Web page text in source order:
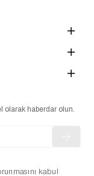
olarak haberdar olun.
kabul